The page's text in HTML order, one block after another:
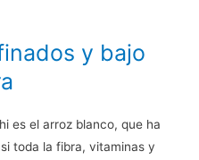
y bajo
es el arroz blanco, que ha
toda la fibra, vitaminas y